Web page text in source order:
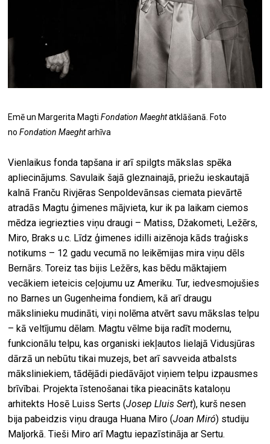
Emē un Margerita MagtiFondation Maeghtatklāšanā. Foto
noFondation Maeghtarhīva
Vienlaikus fonda tapšana ir arī spilgts mākslas spēka
apliecinājums. Savulaik šajā gleznainajā, priežu ieskautajā
kalnā Franču Rivjēras Senpoldevānsas ciemata pievārtē
atradās Magtu ģimenes mājvieta, kur ik pa laikam ciemos
mēdza iegriezties viņu draugi – Matiss, Džakometi, Ležērs,
Miro, Braks u.c. Līdz ģimenes idilli aizēnoja kāds traģisks
notikums – 12 gadu vecumā no leikēmijas mira viņu dēls
Bernārs. Toreiz tas bijis Ležērs, kas bēdu māktajiem
vecākiem ieteicis ceļojumu uz Ameriku. Tur, iedvesmojušies
no Barnes un Gugenheima fondiem, kā arī draugu
mākslinieku mudināti, viņi nolēma atvērt savu mākslas telpu
– kā veltījumu dēlam. Magtu vēlme bija radīt modernu,
funkcionālu telpu, kas organiski iekļautos lielajā Vidusjūras
dārzā un nebūtu tikai muzejs, bet arī savveida atbalsts
māksliniekiem, tādējādi piedāvājot viņiem telpu izpausmes
brīvībai. Projekta īstenošanai tika pieacināts kataloņu
arhitekts Hosē Luiss Serts (Josep Lluis Sert), kurš nesen
bija pabeidzis viņu drauga Huana Miro (Joan Miró) studiju
Maljorkā. Tieši Miro arī Magtu iepazīstināja ar Sertu.